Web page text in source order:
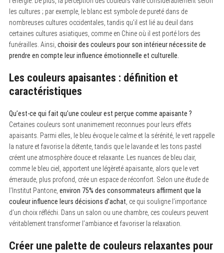
les cultures ; par exemple, le blanc est symbole de pureté dans de
nombreuses cultures occidentales, tandis qu’il est lié au deuil dans
certaines cultures asiatiques, comme en Chine où il est porté lors des
funérailles. Ainsi, choisir des couleurs pour son intérieur nécessite de
prendre en compte leur influence émotionnelle et culturelle.
Les couleurs apaisantes : définition et
caractéristiques
Qu’est-ce qui fait qu’une couleur est perçue comme apaisante ?
Certaines couleurs sont unanimement reconnues pour leurs effets
apaisants. Parmi elles, le bleu évoque le calme et la sérénité, le vert rappelle
la nature et favorise la détente, tandis que le lavande et les tons pastel
créent une atmosphère douce et relaxante. Les nuances de bleu clair,
comme le bleu ciel, apportent une légèreté apaisante, alors que le vert
émeraude, plus profond, crée un espace de réconfort. Selon une étude de
l’Institut Pantone, environ 75% des consommateurs affirment que la
couleur influence leurs décisions d’achat , ce qui souligne l’importance
d’un choix réfléchi. Dans un salon ou une chambre, ces couleurs peuvent
véritablement transformer l’ambiance et favoriser la relaxation.
Créer une palette de couleurs relaxantes pour